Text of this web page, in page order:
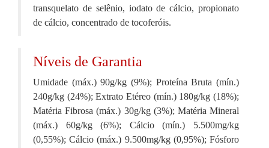
transquelato de selênio, iodato de cálcio, propionato
de cálcio, concentrado de tocoferóis.
Níveis de Garantia
Umidade (máx.) 90g/kg (9%); Proteína Bruta (mín.)
240g/kg (24%); Extrato Etéreo (mín.) 180g/kg (18%);
Matéria Fibrosa (máx.) 30g/kg (3%); Matéria Mineral
(máx.) 60g/kg (6%); Cálcio (mín.) 5.500mg/kg
(0,55%); Cálcio (máx.) 9.500mg/kg (0,95%); Fósforo